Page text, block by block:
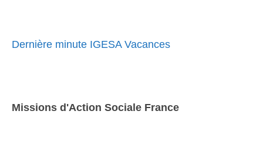
Dernière minute IGESA Vacances
Missions d'Action Sociale France